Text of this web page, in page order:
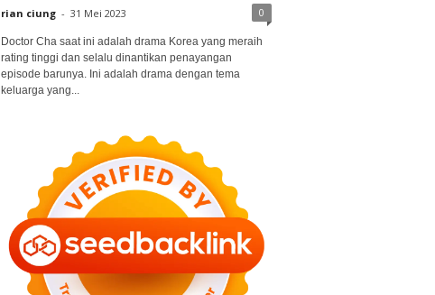
rian ciung - 31 Mei 2023 0
Doctor Cha saat ini adalah drama Korea yang meraih
rating tinggi dan selalu dinantikan penayangan
episode barunya. Ini adalah drama dengan tema
keluarga yang...